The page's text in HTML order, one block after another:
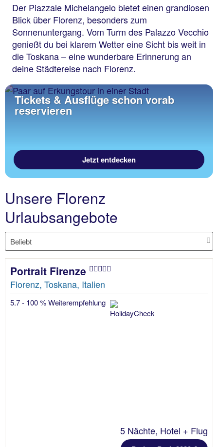
Der Piazzale Michelangelo bietet einen grandiosen
Blick über Florenz, besonders zum
Sonnenuntergang. Vom Turm des Palazzo Vecchio
genießt du bei klarem Wetter eine Sicht bis weit in
die Toskana – eine wunderbare Erinnerung an
deine Städtereise nach Florenz.
Tickets & Ausflüge schon vorab
reservieren
Jetzt entdecken
Unsere Florenz
Urlaubsangebote
Portrait Firenze
Florenz, Toskana, Italien
5.7 - 100 % Weiterempfehlung
5 Nächte, Hotel + Flug